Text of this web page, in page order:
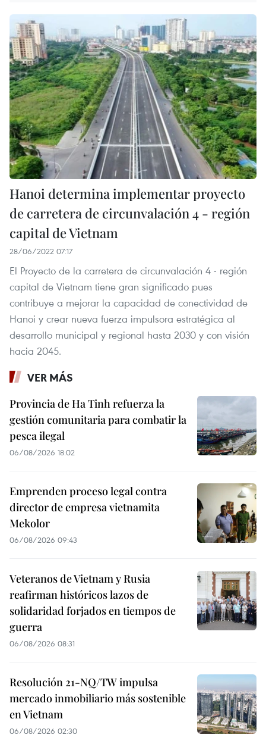
Hanoi determina implementar proyecto
de carretera de circunvalación 4 - región
capital de Vietnam
28/06/2022 07:17
El Proyecto de la carretera de circunvalación 4 - región
capital de Vietnam tiene gran significado pues
contribuye a mejorar la capacidad de conectividad de
Hanoi y crear nueva fuerza impulsora estratégica al
desarrollo municipal y regional hasta 2030 y con visión
hacia 2045.
VER MÁS
Provincia de Ha Tinh refuerza la
gestión comunitaria para combatir la
pesca ilegal
06/08/2026 18:02
Emprenden proceso legal contra
director de empresa vietnamita
Mekolor
06/08/2026 09:43
Veteranos de Vietnam y Rusia
reafirman históricos lazos de
solidaridad forjados en tiempos de
guerra
06/08/2026 08:31
Resolución 21-NQ/TW impulsa
mercado inmobiliario más sostenible
en Vietnam
06/08/2026 02:30